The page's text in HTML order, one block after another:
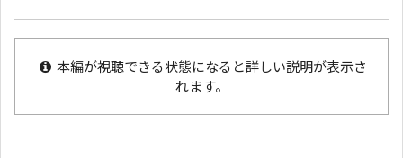
本編が視聴できる状態になると詳しい説明が表示さ
れます。